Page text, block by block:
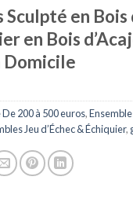
Sculpté en Bois
en Bois
Domicile
200 à 500 euros,
Jeu d’Échec & Échiquier,